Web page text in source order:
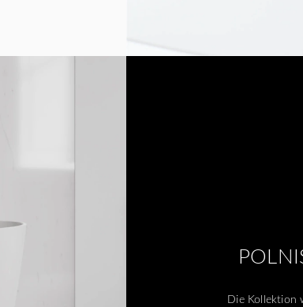
Die Kollektion